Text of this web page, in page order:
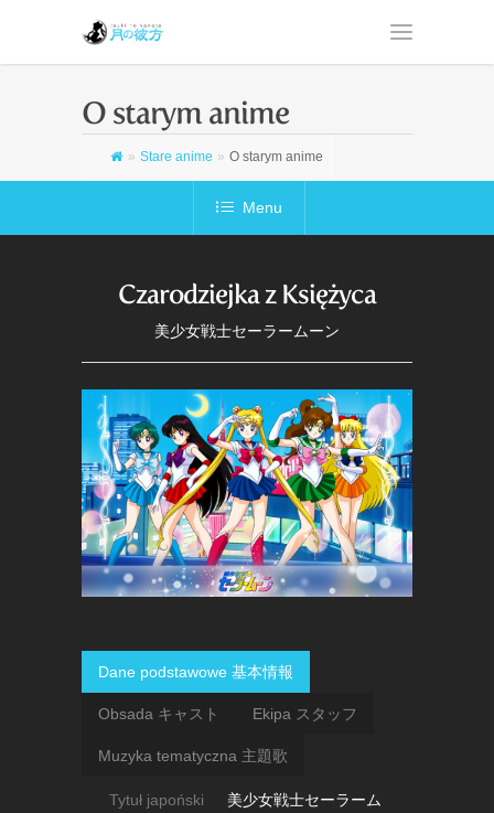
O starym anime
» Stare anime » O starym anime
Menu
Czarodziejka z Księżyca
美少女戦士セーラームーン
Dane podstawowe 基本情報
Obsada キャスト Ekipa スタッフ
Muzyka tematyczna 主題歌
Tytuł japoński
美少女戦士セーラーム